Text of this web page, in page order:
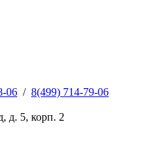
06 / 8(499) 714-79-06
д. 5, корп. 2